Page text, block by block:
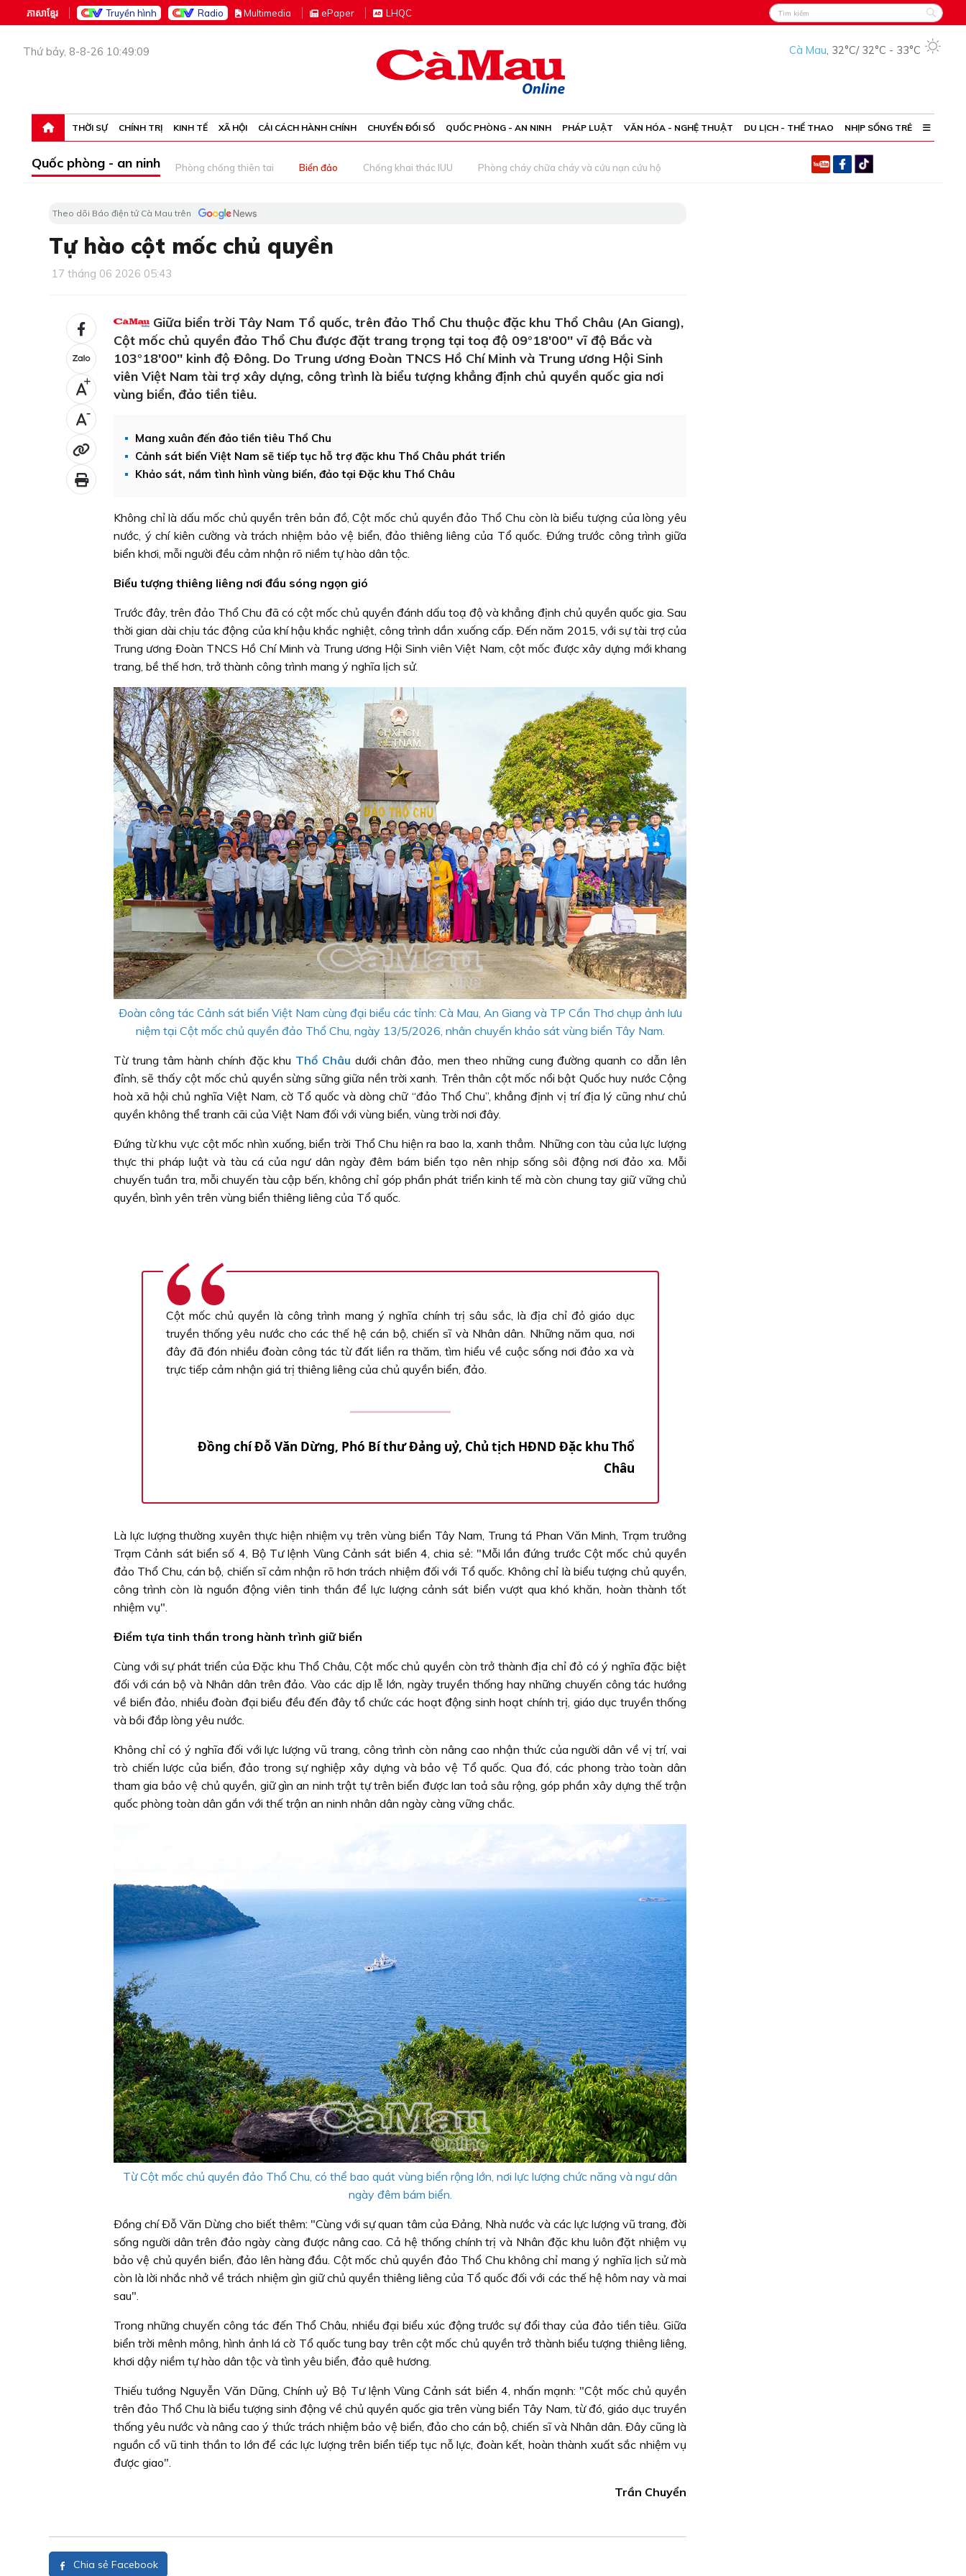
ភាសាខ្មែរ Truyền hình Radio Multimedia ePaper LHQC
Thứ bảy, 8-8-26 10:49:09 Cà Mau, 32°C/ 32°C - 33°C
THỜI SỰ CHÍNH TRỊ KINH TẾ XÃ HỘI CẢI CÁCH HÀNH CHÍNH CHUYỂN ĐỔI SỐ QUỐC PHÒNG - AN NINH PHÁP LUẬT VĂN HÓA - NGHỆ THUẬT DU LỊCH - THỂ THAO NHỊP SỐNG TRẺ
Quốc phòng - an ninh Phòng chống thiên tai Biển đảo Chống khai thác IUU Phòng cháy chữa cháy và cứu nạn cứu hộ
Theo dõi Báo điện tử Cà Mau trên
Tự hào cột mốc chủ quyền
17 tháng 06 2026 05:43
+
-
Giữa biển trời Tây Nam Tổ quốc, trên đảo Thổ Chu thuộc đặc khu Thổ Châu (An Giang),
Cột mốc chủ quyền đảo Thổ Chu được đặt trang trọng tại toạ độ 09°18'00'' vĩ độ Bắc và
103°18'00'' kinh độ Ðông. Do Trung ương Ðoàn TNCS Hồ Chí Minh và Trung ương Hội Sinh
viên Việt Nam tài trợ xây dựng, công trình là biểu tượng khẳng định chủ quyền quốc gia nơi
vùng biển, đảo tiền tiêu.
Mang xuân đến đảo tiền tiêu Thổ Chu
Cảnh sát biển Việt Nam sẽ tiếp tục hỗ trợ đặc khu Thổ Châu phát triển
Khảo sát, nắm tình hình vùng biển, đảo tại Đặc khu Thổ Châu
Không chỉ là dấu mốc chủ quyền trên bản đồ, Cột mốc chủ quyền đảo Thổ Chu còn là biểu tượng của lòng yêu
nước, ý chí kiên cường và trách nhiệm bảo vệ biển, đảo thiêng liêng của Tổ quốc. Ðứng trước công trình giữa
biển khơi, mỗi người đều cảm nhận rõ niềm tự hào dân tộc.
Biểu tượng thiêng liêng nơi đầu sóng ngọn gió
Trước đây, trên đảo Thổ Chu đã có cột mốc chủ quyền đánh dấu toạ độ và khẳng định chủ quyền quốc gia. Sau
thời gian dài chịu tác động của khí hậu khắc nghiệt, công trình dần xuống cấp. Ðến năm 2015, với sự tài trợ của
Trung ương Ðoàn TNCS Hồ Chí Minh và Trung ương Hội Sinh viên Việt Nam, cột mốc được xây dựng mới khang
trang, bề thế hơn, trở thành công trình mang ý nghĩa lịch sử.
Ðoàn công tác Cảnh sát biển Việt Nam cùng đại biểu các tỉnh: Cà Mau, An Giang và TP Cần Thơ chụp ảnh lưu
niệm tại Cột mốc chủ quyền đảo Thổ Chu, ngày 13/5/2026, nhân chuyến khảo sát vùng biển Tây Nam.
Từ trung tâm hành chính đặc khu Thổ Châu dưới chân đảo, men theo những cung đường quanh co dẫn lên
đỉnh, sẽ thấy cột mốc chủ quyền sừng sững giữa nền trời xanh. Trên thân cột mốc nổi bật Quốc huy nước Cộng
hoà xã hội chủ nghĩa Việt Nam, cờ Tổ quốc và dòng chữ “đảo Thổ Chu”, khẳng định vị trí địa lý cũng như chủ
quyền không thể tranh cãi của Việt Nam đối với vùng biển, vùng trời nơi đây.
Ðứng từ khu vực cột mốc nhìn xuống, biển trời Thổ Chu hiện ra bao la, xanh thẳm. Những con tàu của lực lượng
thực thi pháp luật và tàu cá của ngư dân ngày đêm bám biển tạo nên nhịp sống sôi động nơi đảo xa. Mỗi
chuyến tuần tra, mỗi chuyến tàu cập bến, không chỉ góp phần phát triển kinh tế mà còn chung tay giữ vững chủ
quyền, bình yên trên vùng biển thiêng liêng của Tổ quốc.
Cột mốc chủ quyền là công trình mang ý nghĩa chính trị sâu sắc, là địa chỉ đỏ giáo dục
truyền thống yêu nước cho các thế hệ cán bộ, chiến sĩ và Nhân dân. Những năm qua, nơi
đây đã đón nhiều đoàn công tác từ đất liền ra thăm, tìm hiểu về cuộc sống nơi đảo xa và
trực tiếp cảm nhận giá trị thiêng liêng của chủ quyền biển, đảo.
Ðồng chí Ðỗ Văn Dừng, Phó Bí thư Ðảng uỷ, Chủ tịch HÐND Ðặc khu Thổ
Châu
Là lực lượng thường xuyên thực hiện nhiệm vụ trên vùng biển Tây Nam, Trung tá Phan Văn Minh, Trạm trưởng
Trạm Cảnh sát biển số 4, Bộ Tư lệnh Vùng Cảnh sát biển 4, chia sẻ: "Mỗi lần đứng trước Cột mốc chủ quyền
đảo Thổ Chu, cán bộ, chiến sĩ cảm nhận rõ hơn trách nhiệm đối với Tổ quốc. Không chỉ là biểu tượng chủ quyền,
công trình còn là nguồn động viên tinh thần để lực lượng cảnh sát biển vượt qua khó khăn, hoàn thành tốt
nhiệm vụ".
Điểm tựa tinh thần trong hành trình giữ biển
Cùng với sự phát triển của Ðặc khu Thổ Châu, Cột mốc chủ quyền còn trở thành địa chỉ đỏ có ý nghĩa đặc biệt
đối với cán bộ và Nhân dân trên đảo. Vào các dịp lễ lớn, ngày truyền thống hay những chuyến công tác hướng
về biển đảo, nhiều đoàn đại biểu đều đến đây tổ chức các hoạt động sinh hoạt chính trị, giáo dục truyền thống
và bồi đắp lòng yêu nước.
Không chỉ có ý nghĩa đối với lực lượng vũ trang, công trình còn nâng cao nhận thức của người dân về vị trí, vai
trò chiến lược của biển, đảo trong sự nghiệp xây dựng và bảo vệ Tổ quốc. Qua đó, các phong trào toàn dân
tham gia bảo vệ chủ quyền, giữ gìn an ninh trật tự trên biển được lan toả sâu rộng, góp phần xây dựng thế trận
quốc phòng toàn dân gắn với thế trận an ninh nhân dân ngày càng vững chắc.
Từ Cột mốc chủ quyền đảo Thổ Chu, có thể bao quát vùng biển rộng lớn, nơi lực lượng chức năng và ngư dân
ngày đêm bám biển.
Ðồng chí Ðỗ Văn Dừng cho biết thêm: "Cùng với sự quan tâm của Ðảng, Nhà nước và các lực lượng vũ trang, đời
sống người dân trên đảo ngày càng được nâng cao. Cả hệ thống chính trị và Nhân đặc khu luôn đặt nhiệm vụ
bảo vệ chủ quyền biển, đảo lên hàng đầu. Cột mốc chủ quyền đảo Thổ Chu không chỉ mang ý nghĩa lịch sử mà
còn là lời nhắc nhở về trách nhiệm gìn giữ chủ quyền thiêng liêng của Tổ quốc đối với các thế hệ hôm nay và mai
sau".
Trong những chuyến công tác đến Thổ Châu, nhiều đại biểu xúc động trước sự đổi thay của đảo tiền tiêu. Giữa
biển trời mênh mông, hình ảnh lá cờ Tổ quốc tung bay trên cột mốc chủ quyền trở thành biểu tượng thiêng liêng,
khơi dậy niềm tự hào dân tộc và tình yêu biển, đảo quê hương.
Thiếu tướng Nguyễn Văn Dũng, Chính uỷ Bộ Tư lệnh Vùng Cảnh sát biển 4, nhấn mạnh: "Cột mốc chủ quyền
trên đảo Thổ Chu là biểu tượng sinh động về chủ quyền quốc gia trên vùng biển Tây Nam, từ đó, giáo dục truyền
thống yêu nước và nâng cao ý thức trách nhiệm bảo vệ biển, đảo cho cán bộ, chiến sĩ và Nhân dân. Ðây cũng là
nguồn cổ vũ tinh thần to lớn để các lực lượng trên biển tiếp tục nỗ lực, đoàn kết, hoàn thành xuất sắc nhiệm vụ
được giao".
Trần Chuyển
Chia sẻ Facebook